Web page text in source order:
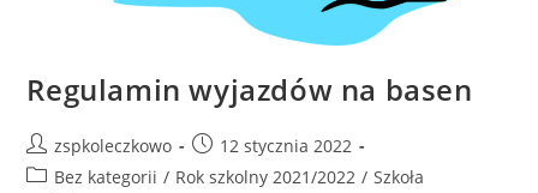
Regulamin wyjazdów na basen
zspkoleczkowo
12 stycznia 2022
Bez kategorii / Rok szkolny 2021/2022 / Szkoła